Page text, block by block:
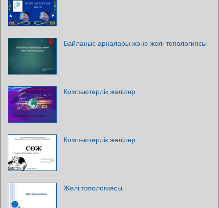
Байланыс арналары және желі топологиясы
Компьютерлік желілер
Компьютерлік желілер
Желі топологиясы